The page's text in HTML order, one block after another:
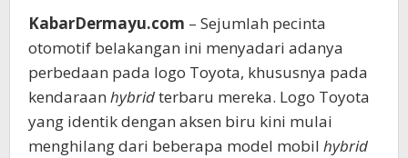
KabarDermayu.com – Sejumlah pecinta
otomotif belakangan ini menyadari adanya
perbedaan pada logo Toyota, khususnya pada
kendaraan hybridterbaru mereka. Logo Toyota
yang identik dengan aksen biru kini mulai
menghilang dari beberapa model mobil hybrid